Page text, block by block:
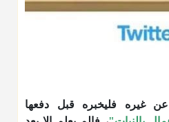
غيره فليخبره قبل دفعها